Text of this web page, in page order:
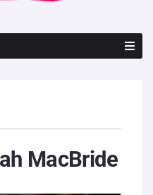
MacBride